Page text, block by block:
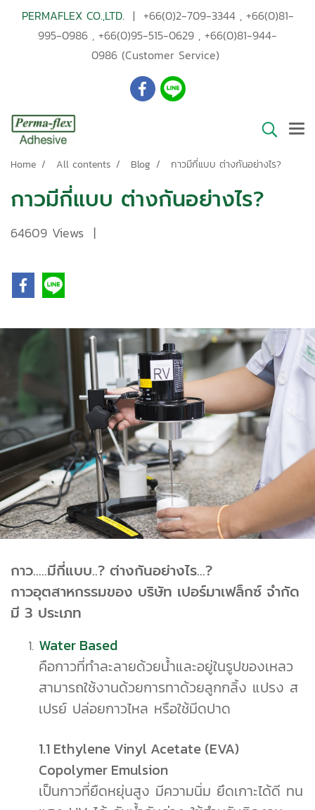
PERMAFLEX CO.,LTD. | +66(0)2-709-3344, +66(0)81-
995-0986 , +66(0)95-515-0629 , +66(0)81-944-
0986 (Customer Service)
Home All contents Blog กาวมีกี่แบบ ต่างกันอย่างไร?
กาวมีกี่แบบ ต่างกันอย่างไร?
64609 Views |
กาว.....มีกี่แบบ..? ต่างกันอย่างไร...?
กาวอุตสาหกรรมของ บริษัท เปอร์มาเฟล็กซ์ จำกัด
มี 3 ประเภท
Water Based
คือกาวที่ทำละลายด้วยน้ำและอยู่ในรูปของเหลว
สามารถใช้งานด้วยการทาด้วยลูกกลิ้ง แปรง ส
เปรย์ ปล่อยกาวไหล หรือใช้มีดปาด
1.1 Ethylene Vinyl Acetate (EVA)
Copolymer Emulsion
เป็นกาวที่ยืดหยุ่นสูง มีความนิ่ม ยึดเกาะได้ดี ทน